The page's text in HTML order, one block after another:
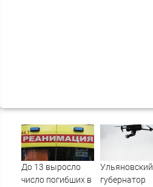
До 13 выросло
число погибших в
Ульяновский
губернатор